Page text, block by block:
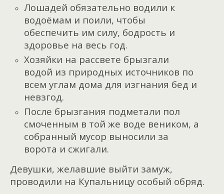
Лошадей обязательно водили к
водоёмам и поили, чтобы
обеспечить им силу, бодрость и
здоровье на весь год.
Хозяйки на рассвете брызгали
водой из природных источников по
всем углам дома для изгнания бед и
невзгод.
После брызгания подметали пол
смоченным в той же воде веником, а
собранный мусор выносили за
ворота и сжигали.
Девушки, желавшие выйти замуж,
проводили на Купальницу особый обряд.